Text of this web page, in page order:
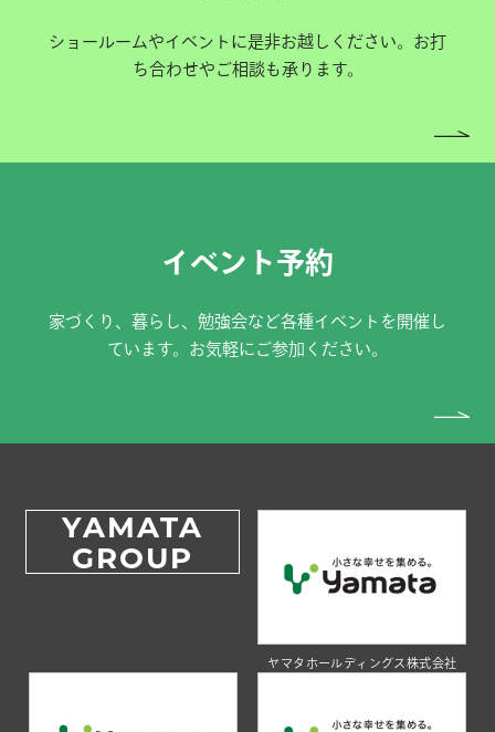
ショールームやイベントに是非お越しください。お打
ち合わせやご相談も承ります。
イベント予約
家づくり、暮らし、勉強会など各種イベントを開催し
ています。お気軽にご参加ください。
YAMATA
GROUP
ヤマタホールディングス株式会社